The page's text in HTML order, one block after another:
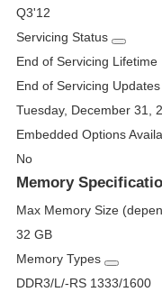
Q3'12
Servicing Status
End of Servicing Lifetime
End of Servicing
Tuesday, December 31,
Embedded Options
No
Memory
Max Memory Size
32 GB
Memory Types
DDR3/L/-RS 1333/1600